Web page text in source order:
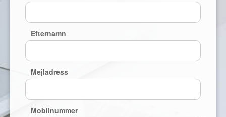
Efternamn
Mejladress
Mobilnummer